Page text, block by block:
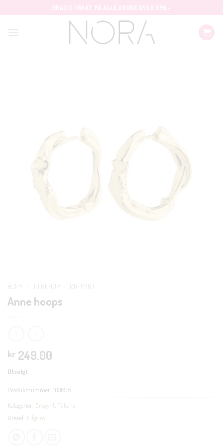
Anne hoops
kr 249.00
Utsolgt
Produktnummer: 103698
Kategorier: Ørepynt Tilbehør
Brand: Pilgrim